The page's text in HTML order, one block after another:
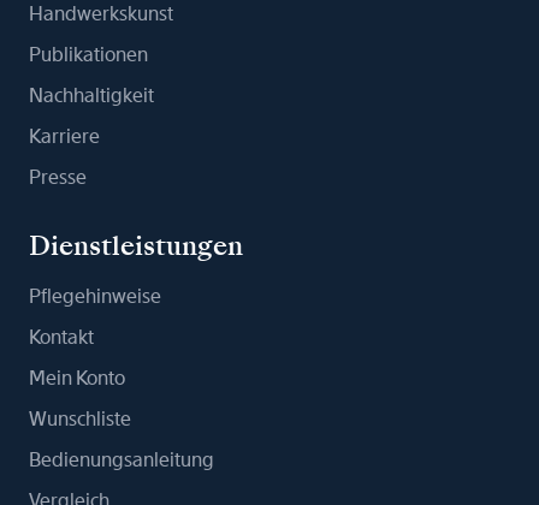
Handwerkskunst
Publikationen
Nachhaltigkeit
Karriere
Presse
Dienstleistungen
Pflegehinweise
Kontakt
Mein Konto
Wunschliste
Bedienungsanleitung